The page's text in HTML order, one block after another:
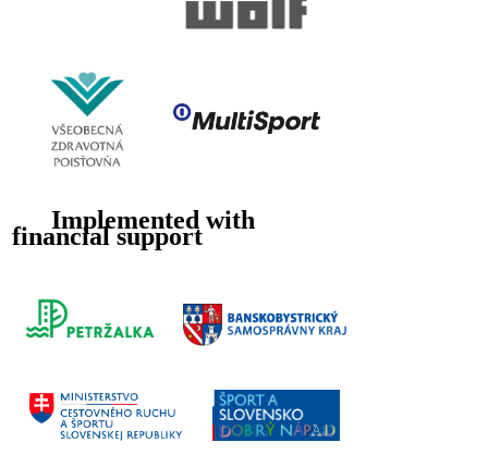
Implemented with
financial support